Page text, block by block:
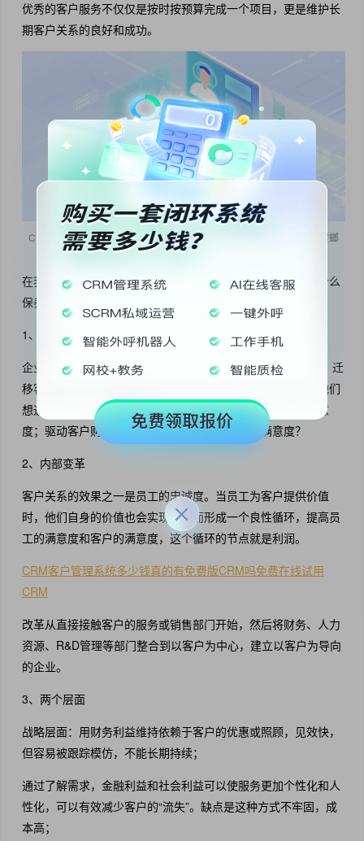
优秀的客户服务不仅仅是按时按预算完成一个项目，更是维护长
期客户关系的良好和成功。
CRM客户关系管理系统定制需要注意哪些要素_CRM客户管理系统_螳螂
CRM系统
在我们建立了关系之后，后续的维护是必不可少的。所以有什么
保养方法呢？
1、了解客户
企业必须考虑:客户在哪个消费区间，是价值客户、潜在客户、迁
移客户还是冰点客户；客户的显性需求和潜在需求是什么？他们
想通过什么渠道来满足；企业有哪些资源可以满足客户的满意
度；驱动客户购买的因素有哪些？如何提高客户满意度？
2、内部变革
客户关系的效果之一是员工的忠诚度。当员工为客户提供价值
时，他们自身的价值也会实现，从而形成一个良性循环，提高员
工的满意度和客户的满意度，这个循环的节点就是利润。
CRM客户管理系统多少钱真的有免费版CRM吗免费在线试用
CRM
改革从直接接触客户的服务或销售部门开始，然后将财务、人力
资源、R&D管理等部门整合到以客户为中心，建立以客户为导向
的企业。
3、两个层面
战略层面：用财务利益维持依赖于客户的优惠或照顾，见效快，
但容易被跟踪模仿，不能长期持续；
通过了解需求，金融利益和社会利益可以使服务更加个性化和人
性化，可以有效减少客户的“流失”。缺点是这种方式不牢固，成
本高；